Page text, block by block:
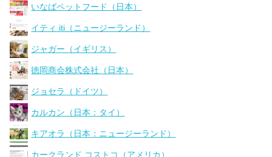
いなばペットフード（日本）
イティ iti（ニュージーランド）
ジャガー（イギリス）
徳岡商会株式会社（日本）
ジョセラ（ドイツ）
カルカン（日本：タイ）
キアオラ（日本：ニュージーランド）
カークランド コストコ（アメリカ）